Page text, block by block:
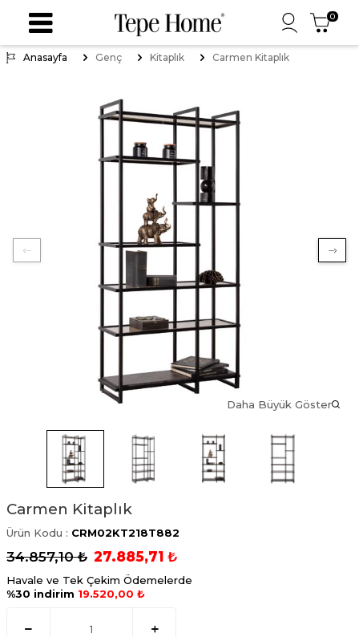
0
Anasayfa Genç Kitaplık Carmen Kitaplık
Daha Büyük Göster
Carmen Kitaplık
Ürün Kodu : CRM02KT218T882
34.857,10₺ 27.885,71 ₺
Havale ve Tek Çekim Ödemelerde
%30 indirim 19.520,00 ₺